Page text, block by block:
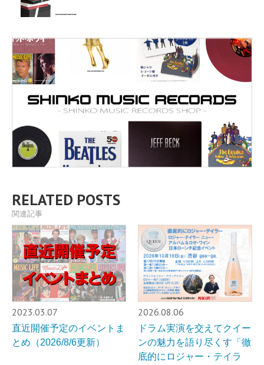
RELATED POSTS
関連記事
2023.03.07
直近開催予定のイベントま
とめ（2026/8/6更新）
2026.08.06
ドラム実演を交えてクイー
ンの魅力を語り尽くす「徹
底的にロジャー・テイラ